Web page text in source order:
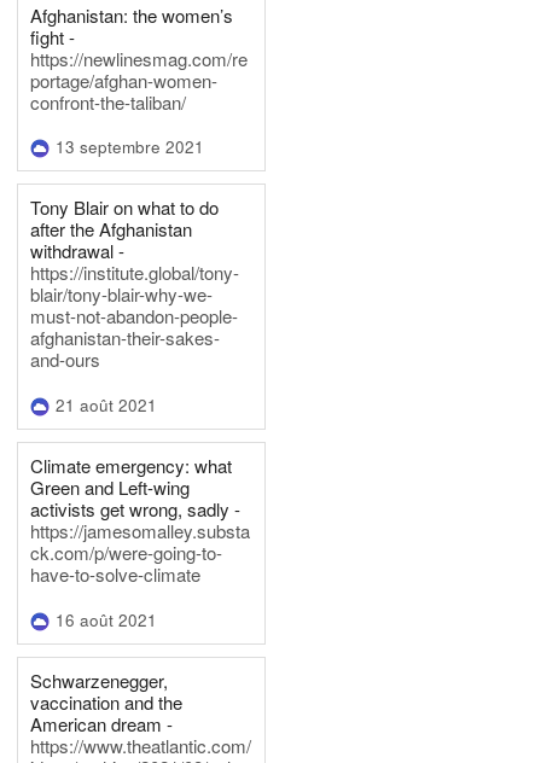
Afghanistan: the women’s
fight -
https://newlinesmag.com/re
portage/afghan-women-
confront-the-taliban/
13 septembre 2021
Tony Blair on what to do
after the Afghanistan
withdrawal -
https://institute.global/tony-
blair/tony-blair-why-we-
must-not-abandon-people-
afghanistan-their-sakes-
and-ours
21 août 2021
Climate emergency: what
Green and Left-wing
activists get wrong, sadly -
https://jamesomalley.substa
ck.com/p/were-going-to-
have-to-solve-climate
16 août 2021
Schwarzenegger,
vaccination and the
American dream -
https://www.theatlantic.com/